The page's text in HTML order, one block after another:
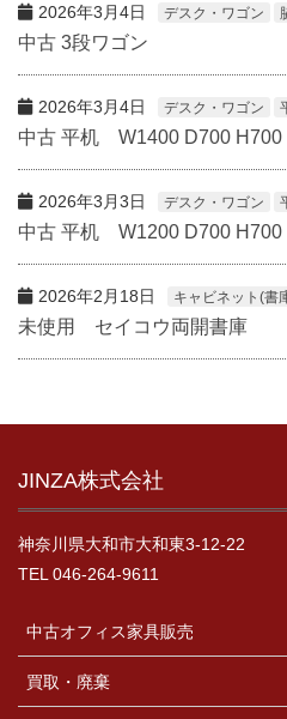
2026年3月4日 デスク・ワゴン
中古 3段ワゴン
2026年3月4日 デスク・ワゴン
中古 平机 W1400 D700 H700
2026年3月3日 デスク・ワゴン
中古 平机 W1200 D700 H700
2026年2月18日 キャビネット(書
未使用 セイコウ両開書庫
JINZA株式会社
神奈川県大和市大和東3-12-22
TEL 046-264-9611
中古オフィス家具販売
買取・廃棄